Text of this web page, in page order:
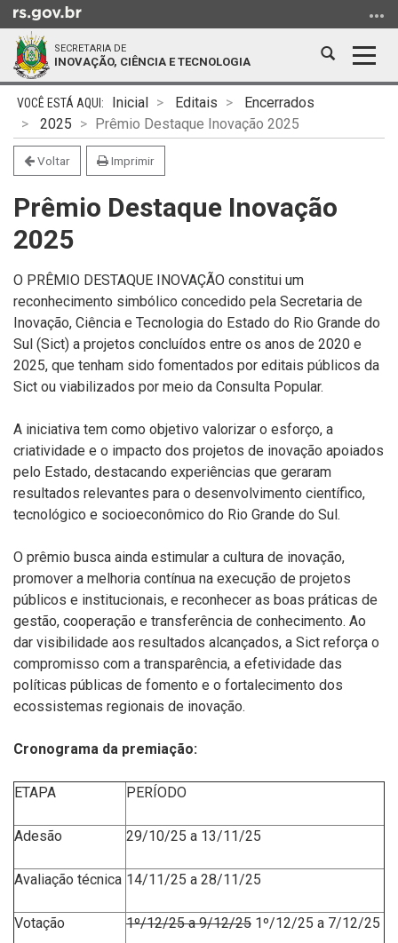
para
conteúdo
menu
para
busca
SECRETARIA DE
INOVAÇÃO, CIÊNCIA E TECNOLOGIA
Abrir
Início
conteúdo
Inicial Editais
Encerrados
2025
Prêmio Destaque Inovação 2025
Voltar Imprimir
Prêmio Destaque Inovação
2025
O PRÊMIO DESTAQUE INOVAÇÃO constitui um
reconhecimento simbólico concedido pela Secretaria de
Inovação, Ciência e Tecnologia do Estado do Rio Grande do
Sul (Sict) a projetos concluídos entre os anos de 2020 e
2025, que tenham sido fomentados por editais públicos da
Sict ou viabilizados por meio da Consulta Popular.
A iniciativa tem como objetivo valorizar o esforço, a
criatividade e o impacto dos projetos de inovação apoiados
pelo Estado, destacando experiências que geraram
resultados relevantes para o desenvolvimento científico,
tecnológico e socioeconômico do Rio Grande do Sul.
O prêmio busca ainda estimular a cultura de inovação,
promover a melhoria contínua na execução de projetos
públicos e institucionais, e reconhecer as boas práticas de
gestão, cooperação e transferência de conhecimento. Ao
dar visibilidade aos resultados alcançados, a Sict reforça o
compromisso com a transparência, a efetividade das
políticas públicas de fomento e o fortalecimento dos
ecossistemas regionais de inovação.
Cronograma da premiação:
ETAPA PERÍODO
Adesão 29/10/25 a 13/11/25
Avaliação técnica 14/11/25 a 28/11/25
Votação 1º/12/25 a9/12/25 1º/12/25 a 7/12/25